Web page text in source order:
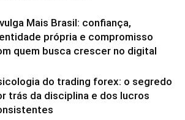
Mais Brasil: confiança,
própria e compromisso
quem busca crescer no digital
do trading forex: o segredo
trás da disciplina e dos lucros